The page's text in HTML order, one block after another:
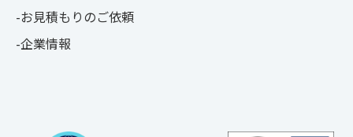
お見積もりのご依頼
企業情報